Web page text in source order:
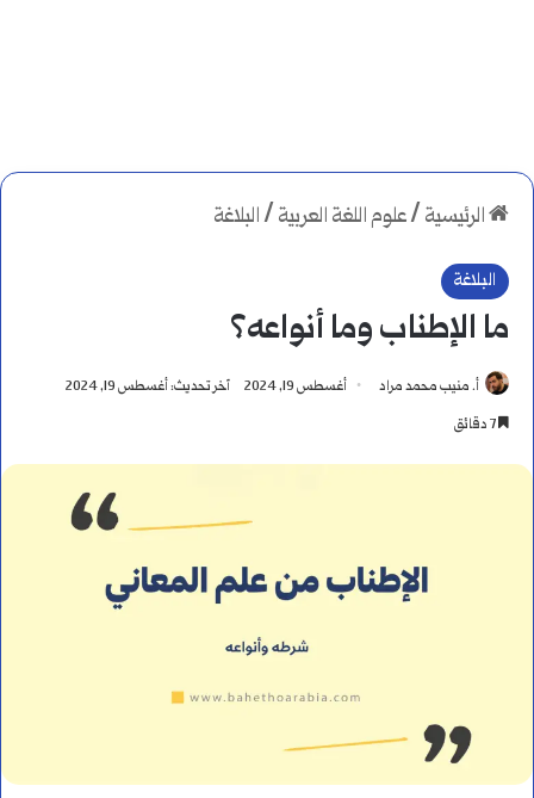
الرئيسية /علوم اللغة العربية /البلاغة
البلاغة
ما الإطناب وما أنواعه؟
أ. منيب محمد مراد أغسطس 19, 2024
آخر تحديث: أغسطس 19, 2024